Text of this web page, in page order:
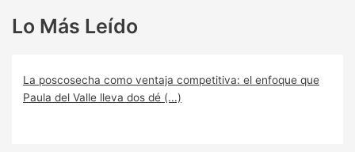
Lo Más Leído
La poscosecha como ventaja competitiva: el enfoque que
Paula del Valle lleva dos dé (...)